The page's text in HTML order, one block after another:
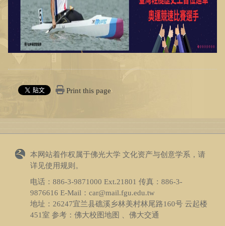
Print this page
本网站着作权属于佛光大学 文化资产与创意学系，请
详见使用规则 。
电话： 886-3-9871000 Ext.21801 传真： 886-3-
9876616 E-Mail：car@mail.fgu.edu.tw
地址：26247宜兰县礁溪乡林美村林尾路160号 云起楼
451室 参考： 佛大校图地图 、佛大交通